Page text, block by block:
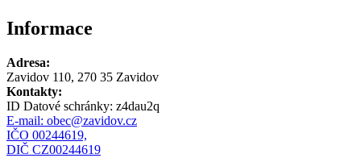
Informace
Adresa:
Zavidov 110, 270 35 Zavidov
Kontakty:
ID Datové schránky: z4dau2q
E-mail: obec@zavidov.cz
IČO 00244619,
DIČ CZ00244619